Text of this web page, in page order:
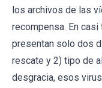
los archivos de las
recompensa. En
presentan solo dos
rescate y 2) tipo de
desgracia, esos